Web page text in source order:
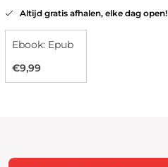
Altijd gratis afhalen, elke dag open!
Ebook: Epub
€9,99